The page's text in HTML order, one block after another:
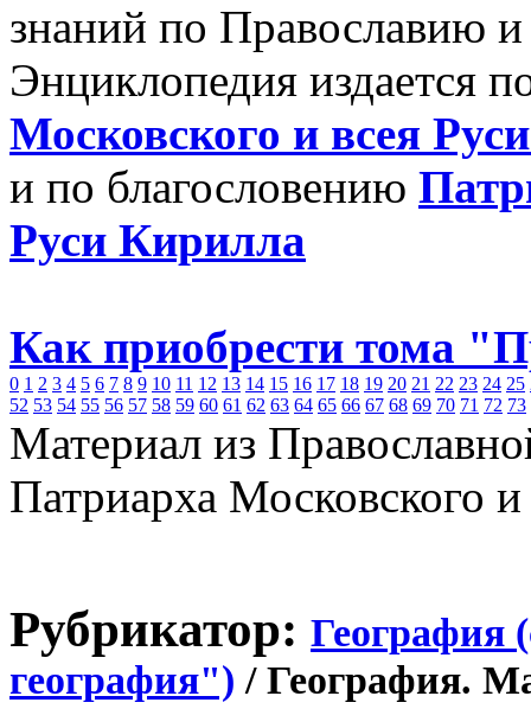
знаний по Православию
Энциклопедия издается
Московского и всея
и по благословению
Руси Кирилла
Как приобрести тома
0 1 2 3 4 5 6 7 8 9 10 11 12 13 14 15 16 17 18 19 20 21 22 23 24 25
52 53 54 55 56 57 58 59 60 61 62 63 64 65 66 67 68 69 70 71 72 73
Материал из
Патриарха Московского
Рубрикатор: География
география") / География.